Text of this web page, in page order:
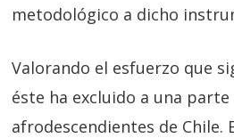
metodológico a dicho
Valorando el esfuerzo que
éste ha excluido a una
afrodescendientes de Chile.